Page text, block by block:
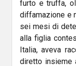
furto e truffa,
diffamazione e
sei mesi di
alla figlia
Italia, aveva
diretto insieme